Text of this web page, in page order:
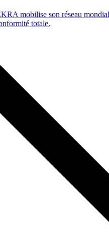
mobilise son réseau
totale.